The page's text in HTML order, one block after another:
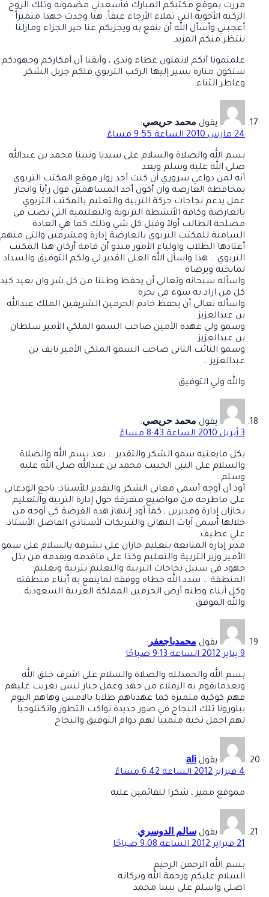
مررت بموقع مكتبكم المبارك فأسعدني مضمونه وتلك الروح
الزكية الأخوية التي تملاء الأرجاء عبقاً. هنا وجدت جهدا متميزاً
أعجبني وأسأل الله أن ينفع به ويجزيكم عنا خير الجزاء ومازلنا
ننتظر منكم المزيد.
علمتمونا أنكم لاتملون عطاء وندى ، وأيقنا أن أفكاركم وجهودكم
ستكون منارة يسير إليها الركب التربوي فلكم جزيل الشكر
وعاطر الثناء.
يقول محمد حريصي:
24 مارس 2010 الساعة 9:55 مساءً
بسم الله والصلاة والسلام على سيدنا ونبينا محمد بن عبدالله
صلى الله عليه وسلم وبعد
أنه لمن دواعي سروري أن كنت أحد زوار موقع المكتب التربوي
بمحافظة العارضة وان أكون أحد المساهمين قول رأيآ وانجاز
عمل يدعم نجاحات حركة التربية والتعليم بالمكتب التربوي
بالعارضة وكافة الأنشطة التربوية والتعليمية التي تصب في
مصلحة الطالب أولآ وقبل كل شي وذلك كما هي العادة
السامية للمكتب التربوي بالعارضة إدارة ومشرفين والتي منهم
أعتادها الطلاب واولياء الأمور منذو أن قامة أركان هذا المكتب
التربوي .. هذا واسأل الله العلي القدير لي ولكم التوفيق والسداد
لمايحبه ويرضاه
واسأله سبحانه وتعالى أن يحفظ وطننا من كل شر وان يعيد كيد
كل من اراد به سوء في نحره
واسأله تعالى أن يحفظ خادم الحرمين الشريفين الملك عبدالله
بن عبدالعزيز
وسمو ولي عهده الأمين صاحب السمو الملكي الأمير سلطان
بن عبدالعزيز
وسمو النائب الثاني صاحب السمو الملكي الأمير نايف بن
عبدالعزيز ..
والله ولي التوفيق
يقول محمد حريصي:
3 أبريل 2010 الساعة 8:43 مساءً
بكل مايعنيه سمو الشكر والتقدير .. بعد بسم الله والصلاة
والسلام على النبي الحبيب محمد بن عبدالله صلى الله عليه
وسلم..
أود أن أوجه أسمى معاني الشكر والتقدير للأستاذ: ناجع الودعاني
على ماطرحه من مواضيع متفرقة حول إدارة التربية والتعليم
بجازان إدارة ومديرين , كما أود إنتهاز هذه الفرصة كي أوجه من
خلالها أسمى آيات التهاني والتبريكات لأستاذي الفاضل الأستاذ:
علي عطيف
مدير إدارة المتابعة بتعليم جازان على تشرفه بالسلام على سمو
الأمير وزير التربية والتعليم وكذا على ماقدمه ويقدمه من بذل
جهود في سبيل نجاحات التربية والتعليم بتربية وتعليم
المنطقة .. سدد الله خطاه ووفقه لماينفع به أبناء منطقته
وكل أبناء وطنه أرض الحرمين المملكة العربية السعودية .
والله الموفق
يقول محمدباجعفر :
9 يناير 2012 الساعة 9:13 صباحًا
بسم الله والحمدلله والصلاة والسلام على اشرف خلق الله
وبعدمايقوم به الزملاء من جهد وعمل جبار ليس بغريب عليهم
فهم كوكبة متميزة كما عهدناهم طلابا بالامس وهاهم اليوم
يبلورونا تلك النجاح في صور جديدة تواكب التطور واتكنلوجيا
لهم اجمل تحية متمنيا لهم دوام التوفيق والنجاح
يقول ali
:
4 فبراير 2012 الساعة 6:42 مساءً
مموقع مميز ، شكرا للقائمين عليه
يقول سالم الدوسري:
21 فبراير 2012 الساعة 9:08 صباحًا
بسم الله الرحمن الرحيم
السلام عليكم ورحمة الله وبركاته
اصلى واسلم على نبينا محمد